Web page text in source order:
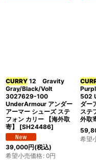
CURRY 12 Gravity
Gray/Black/Volt
3027629-100
UnderArmour アンダー
アーマー シューズ ステ
フォン カリー 【海外取
寄】
[SH24486]
39,000円(税込)
希望小売価格: 0円
502
ダー
ステ
外取
希望